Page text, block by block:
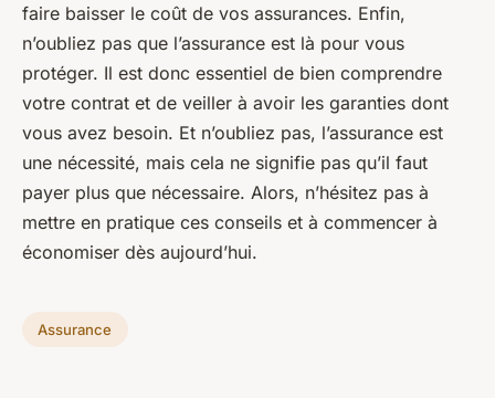
faire baisser le coût de vos assurances. Enfin,
n’oubliez pas que l’assurance est là pour vous
protéger. Il est donc essentiel de bien comprendre
votre contrat et de veiller à avoir les garanties dont
vous avez besoin. Et n’oubliez pas, l’assurance est
une nécessité, mais cela ne signifie pas qu’il faut
payer plus que nécessaire. Alors, n’hésitez pas à
mettre en pratique ces conseils et à commencer à
économiser dès aujourd’hui.
Assurance